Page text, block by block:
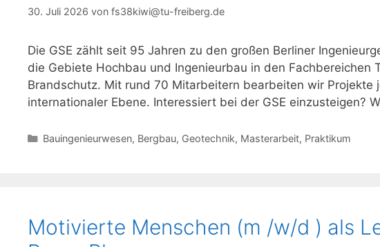
30. Juli 2026 von fs38kiwi@tu-freiberg.de
Die GSE zählt seit 95 Jahren zu den großen Berliner
die Gebiete Hochbau und Ingenieurbau in den Fachbereichen
Brandschutz. Mit rund 70 Mitarbeitern bearbeiten wir Projekte
internationaler Ebene. Interessiert bei der GSE einzusteigen?
Kategorien
Bauingenieurwesen, Bergbau, Geotechnik, Masterarbeit, Praktikum
Motivierte Menschen (m /w/d ) als